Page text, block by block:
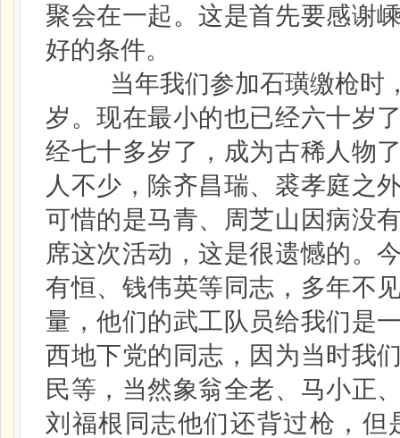
聚会在一起。这是首先要感谢
好的条件。
当年我们参加石璜缴枪时，
岁。现在最小的也已经六十岁
经七十多岁了，成为古稀人物
人不少，除齐昌瑞、裘孝庭之
可惜的是马青、周芝山因病没
席这次活动，这是很遗憾的。
有恒、钱伟英等同志，多年不
量，他们的武工队员给我们是
西地下党的同志，因为当时我
民等，当然象翁全老、马小正
刘福根同志他们还背过枪，